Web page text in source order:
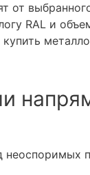
от
RAL и